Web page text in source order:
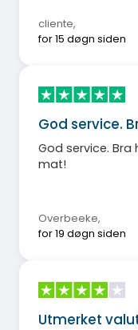
cliente,
for 15 døgn siden
God service.
God service. Bra
mat!
Overbeeke,
for 19 døgn siden
Utmerket